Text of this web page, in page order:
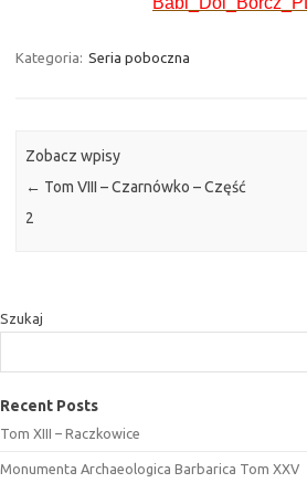
Kategoria: Seria poboczna
Zobacz wpisy
← Tom VIII – Czarnówko – Część
2
Szukaj
Recent Posts
Tom XIII – Raczkowice
Monumenta Archaeologica Barbarica Tom XXV